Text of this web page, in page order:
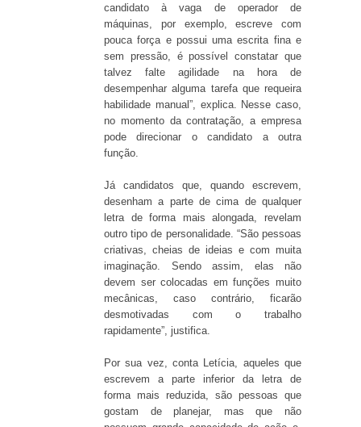
candidato à vaga de operador de
máquinas, por exemplo, escreve com
pouca força e possui uma escrita fina e
sem pressão, é possível constatar que
talvez falte agilidade na hora de
desempenhar alguma tarefa que requeira
habilidade manual”, explica. Nesse caso,
no momento da contratação, a empresa
pode direcionar o candidato a outra
função.
Já candidatos que, quando escrevem,
desenham a parte de cima de qualquer
letra de forma mais alongada, revelam
outro tipo de personalidade. “São pessoas
criativas, cheias de ideias e com muita
imaginação. Sendo assim, elas não
devem ser colocadas em funções muito
mecânicas, caso contrário, ficarão
desmotivadas com o trabalho
rapidamente”, justifica.
Por sua vez, conta Letícia, aqueles que
escrevem a parte inferior da letra de
forma mais reduzida, são pessoas que
gostam de planejar, mas que não